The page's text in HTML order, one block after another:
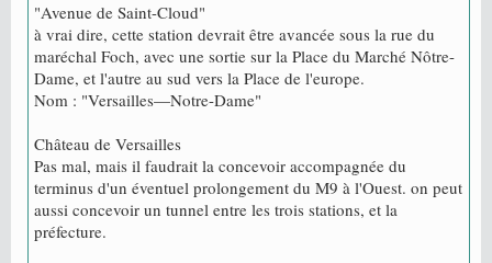
"Avenue de Saint-Cloud"
à vrai dire, cette station devrait être avancée sous la rue du
maréchal Foch, avec une sortie sur la Place du Marché Nôtre-
Dame, et l'autre au sud vers la Place de l'europe.
Nom : "Versailles—Notre-Dame"
Château de Versailles
Pas mal, mais il faudrait la concevoir accompagnée du
terminus d'un éventuel prolongement du M9 à l'Ouest. on peut
aussi concevoir un tunnel entre les trois stations, et la
préfecture.